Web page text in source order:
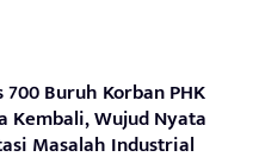
Buruh Korban PHK
Kembali, Wujud Nyata
Masalah Industrial